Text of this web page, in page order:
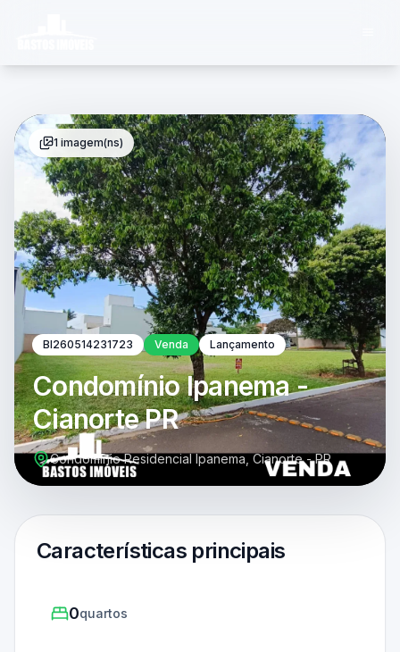
BI260514231723 Venda Lançamento
Condomínio Ipanema -
Cianorte PR
Condomínio Residencial Ipanema, Cianorte - PR
1 imagem(ns)
Características principais
0quartos